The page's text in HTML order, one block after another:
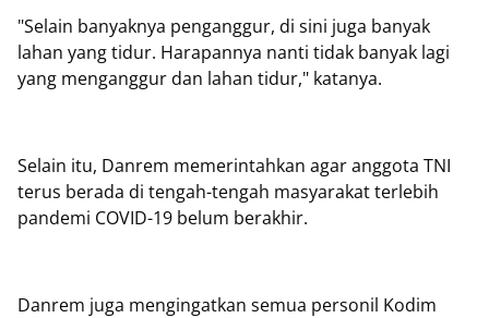
"Selain banyaknya penganggur, di sini juga banyak
lahan yang tidur. Harapannya nanti tidak banyak lagi
yang menganggur dan lahan tidur," katanya.
Selain itu, Danrem memerintahkan agar anggota TNI
terus berada di tengah-tengah masyarakat terlebih
pandemi COVID-19 belum berakhir.
Danrem juga mengingatkan semua personil Kodim